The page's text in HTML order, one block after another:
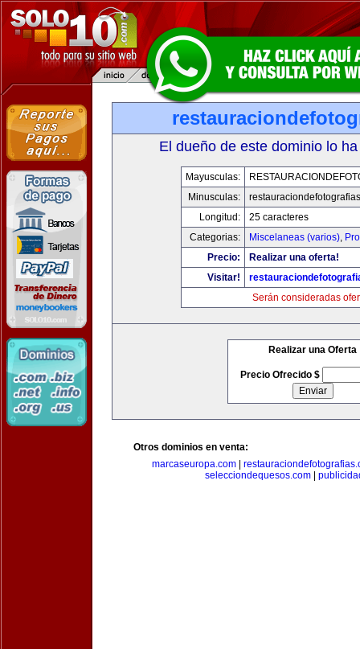
El dueño de este dominio lo
Mayusculas:
Minusculas:
Longitud:
25 caracteres
Categorias:
Miscelaneas (varios),
Precio:
Realizar una oferta!
Visitar!
Serán consideradas
Realizar una Oferta
Precio Ofrecido $
Otros dominios en venta:
marcaseuropa.com|
selecciondequesos.com|